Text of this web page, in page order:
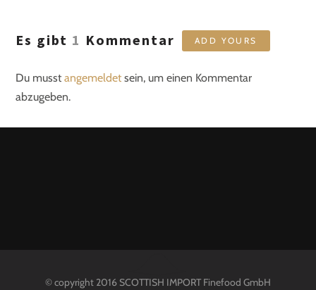
Es gibt 1 Kommentar ADD YOURS
Du musst angemeldet sein, um einen Kommentar
abzugeben.
© copyright 2016 SCOTTISH IMPORT Finefood GmbH